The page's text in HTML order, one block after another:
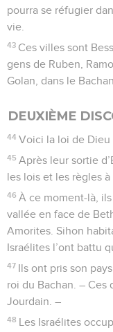
pourra se réfugier
vie.
43 Ces villes sont
gens de Ruben,
Golan, dans le
DEUXIÈME
44 Voici la loi de Dieu
45 Après leur sortie
les lois et les règles à
46 À ce moment-là,
vallée en face de
Amorites. Sihon
Israélites l’ont battu
47 Ils ont pris son
roi du Bachan. – Ces
Jourdain. –
48 Les Israélites